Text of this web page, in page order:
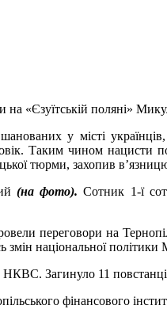
на «Єзуїтській поляні»
у місті
Таким чином
тюрми, захопив
(на фото). Сотник 1-ї
переговори на
національної політики
Загинуло 11
фінансового